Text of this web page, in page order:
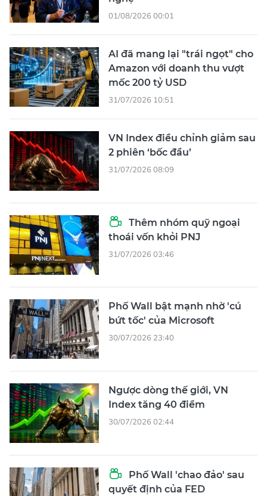
01/08/2026 00:01
AI đã mang lại "trái ngọt" cho
Amazon với doanh thu vượt
mốc 200 tỷ USD
31/07/2026 10:51
VN Index điều chỉnh giảm sau
2 phiên ‘bốc đầu’
31/07/2026 08:09
Thêm nhóm quỹ ngoại
thoái vốn khỏi PNJ
31/07/2026 03:46
Phố Wall bật mạnh nhờ 'cú
bứt tốc' của Microsoft
30/07/2026 23:40
Ngược dòng thế giới, VN
Index tăng 40 điểm
30/07/2026 02:44
Phố Wall 'chao đảo' sau
quyết định của FED